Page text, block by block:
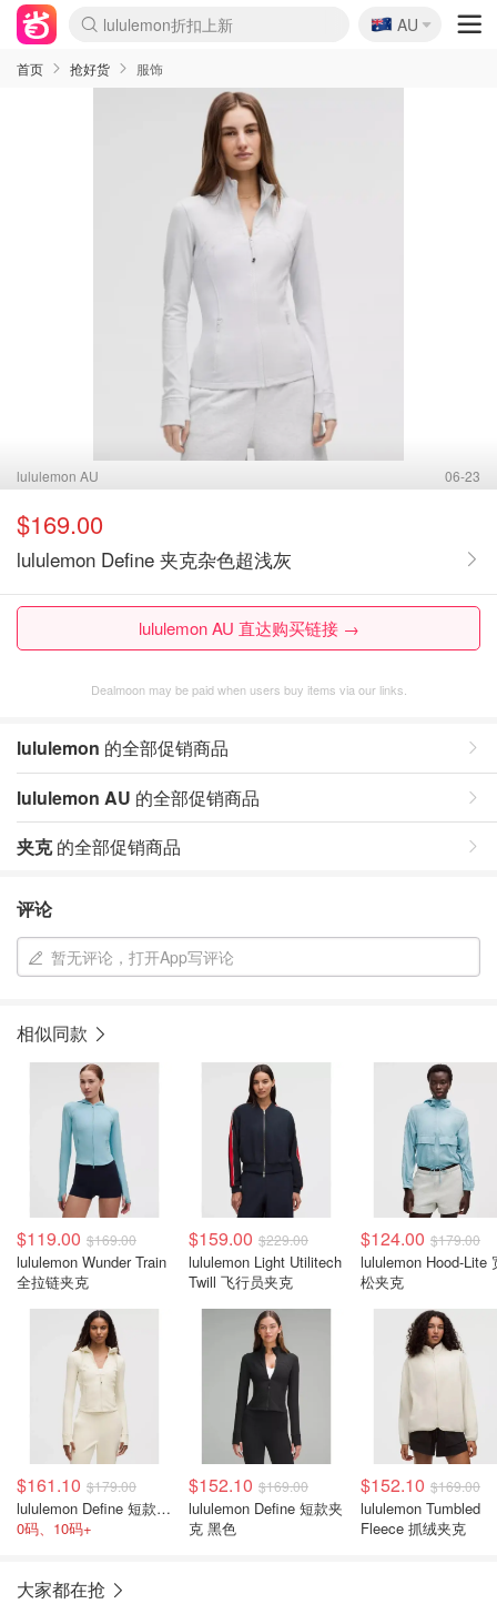
lululemon折扣上新
Sasa美妆护肤3.5折
SSENSE年中2.5折
FreshBeauty好价汇总
Cettire降价+叠9折
WWS Coles超市实拍
viagogo二手票捡漏
Myer超级周末
The Outnet奢牌1折起
David Jones 3折起
Flannels大牌1折
Perfumes Club护肤1折
AMIRO面罩$251
Amazon折扣汇总
eToro入金$200送$50
Amazon数码好物
ICONIC本周7.5折
ThedoubleF高奢地板价
Moose Knuckles 6折
丝芙兰5折起
EUFY摄像头$98
Selenichast首饰2折
Trip机票酒店促销
YSL送5件彩妆礼
Amazon家居好物
Amazon美妆护肤
雅漾大喷$8
过敏原检测盒$33
伊索独家赠50ml沐浴露
科颜氏高保湿面霜$29
SEALIFE海洋馆门票6折
丝塔芙大白罐$16
订阅Newsletter送香薰
Cult Beauty 6.8折
Harrods圣诞日历$525
LN-CC奢牌私促3折
d'Alba空姐喷雾$16
EVE LOM套装£56
Bernardelli独家4折
Adore Beauty 6折起
CT圣诞日历
Mytheresa奢品2.7折
Luxury Escapes 9折
Currentbody美容仪$881
MOON Garden Live
Roborock扫地机$649
Tingo Life水杯$24
Valentino官网5折
CR洗护套装$23
修丽可4件套$159
Myer彩妆2件7折
GANNI官网4.5折
Stylevana韩妆4折
Tessabit高奢8.5折
OGX洗发水$11
Amazon阿德莱德次日达
卡诗8.5折+赠礼
Philips Hue灯具8折
🇦🇺
AU
首页 抢好货 服饰
lululemon AU 06-23
$169.00
lululemon Define 夹克杂色超浅灰
lululemon AU 直达购买链接 →
Dealmoon may be paid when users buy items via our links.
lululemon 的全部促销商品
lululemon AU 的全部促销商品
夹克的全部促销商品
评论
暂无评论，打开App写评论
相似同款
$119.00 $169.00
lululemon Wunder Train
全拉链夹克
$159.00 $229.00
lululemon Light Utilitech
Twill 飞行员夹克
$124.00 $179.00
lululemon Hood-Lite
松夹克
$161.10 $179.00
lululemon Define 短款连帽夹克 象牙白
0码、10码+
$152.10 $169.00
lululemon Define 短款夹
克 黑色
$152.10 $169.00
lululemon Tumbled
Fleece 抓绒夹克
大家都在抢